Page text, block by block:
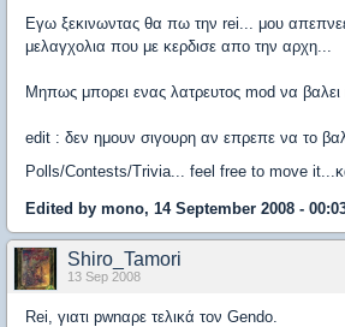
Εγω ξεκινωντας θα πω την rei... μου
μελαγχολια που με κερδισε απο την αρχη...
Μηπως μπορει ενας λατρευτος mod να βαλει
edit : δεν ημουν σιγουρη αν επρεπε να το
Polls/Contests/Trivia... feel free to move
Edited by mono, 14 September 2008 -
Shiro_Tamori
13 Sep 2008
Rei, γιατι pwnαρε τελικά τον Gendo.